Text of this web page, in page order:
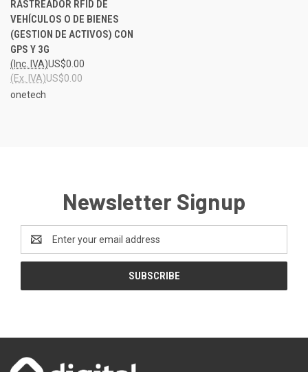
RASTREADOR RFID DE
VEHÍCULOS O DE BIENES
(GESTION DE ACTIVOS) CON
GPS Y 3G
US$0.00
(Inc. IVA)
US$0.00
(Ex. IVA)
onetech
Newsletter Signup
Address